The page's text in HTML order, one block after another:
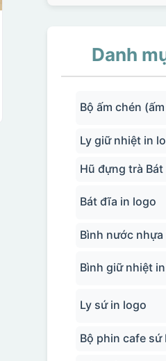
Danh
Ly giữ nhiệt in
Hũ đựng trà Bát
Bát đĩa in logo
Bình nước nhựa
Bình giữ nhiệt
Ly sứ in logo
Bộ phin cafe sứ